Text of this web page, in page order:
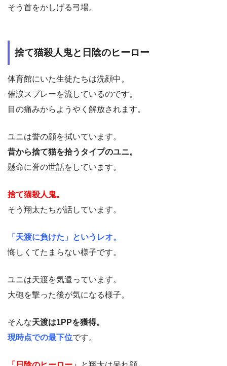
そう首をかしげる弓場。
捨て猫殺人鬼と日陰のヒーロー
体育館にいた生徒たちは洗顔中。
催涙スプレーを流しているのです。
目の痛みからようやく解放されます。
ユニは誉の顔を拭いています。
昔から捨て猫を拾うタイプのユニ。
懸命に誉の世話をしています。
捨て猫殺人鬼。
そう翔太たちが話しています。
「天渡に負けた」というレオ。
悔しくてたまらない様子です。
ユニは天渡を気遣っています。
大砲を撃った後が気になる様子。
そんな天渡は1PPを獲得。
現時点での最下位です。